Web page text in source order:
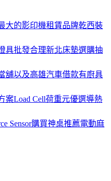
大的影印機租賃品牌乾西裝
具批發合理新北床墊選購抽
舖以及高雄汽車借款有廚具
案Load Cell荷重元優選導熱
Sensor購買神桌推薦電動麻